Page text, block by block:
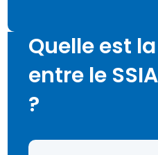
Quelle est
entre le
?